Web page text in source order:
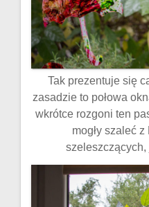
Tak prezentuje się
zasadzie to połowa
wkrótce rozgoni ten
mogły szaleć